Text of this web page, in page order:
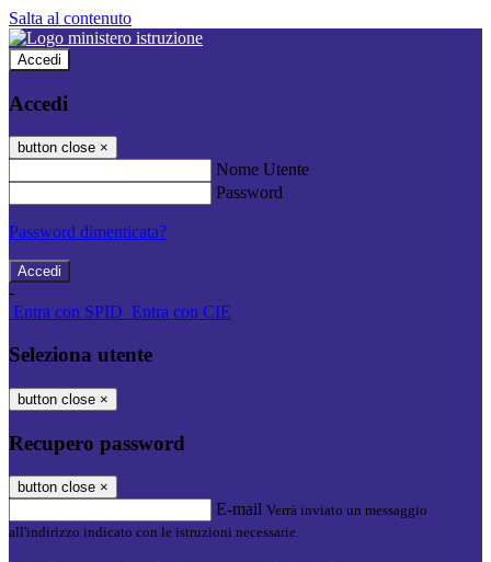
Salta al contenuto
Accedi
Accedi
button close ×
Nome Utente
Password
Password dimenticata?
-
Entra con SPID Entra con CIE
Seleziona utente
button close ×
Recupero password
button close ×
E-mail Verrà inviato un messaggio
all'indirizzo indicato con le istruzioni necessarie.